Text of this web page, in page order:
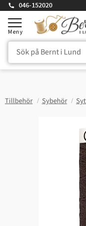
Meny
046-152020
Tillbehör Sybehör